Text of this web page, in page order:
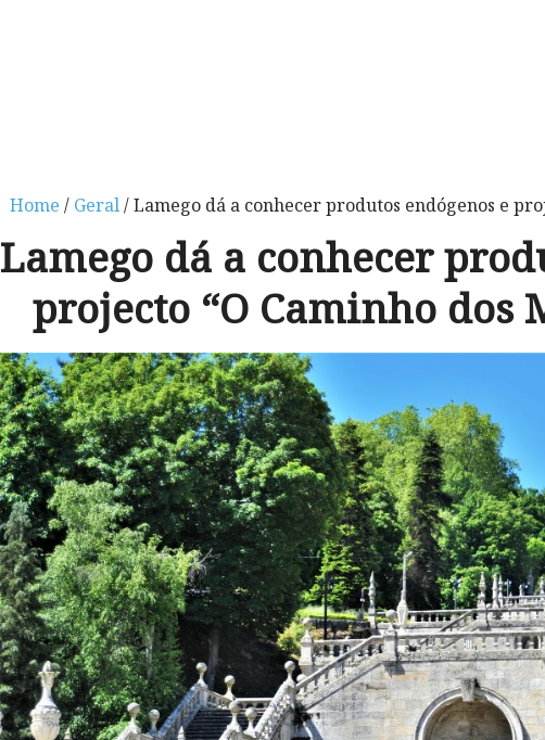
Home / Geral/ Lamego dá a conhecer produtos endógenos e
Lamego dá a conhecer
projecto “O Caminho dos